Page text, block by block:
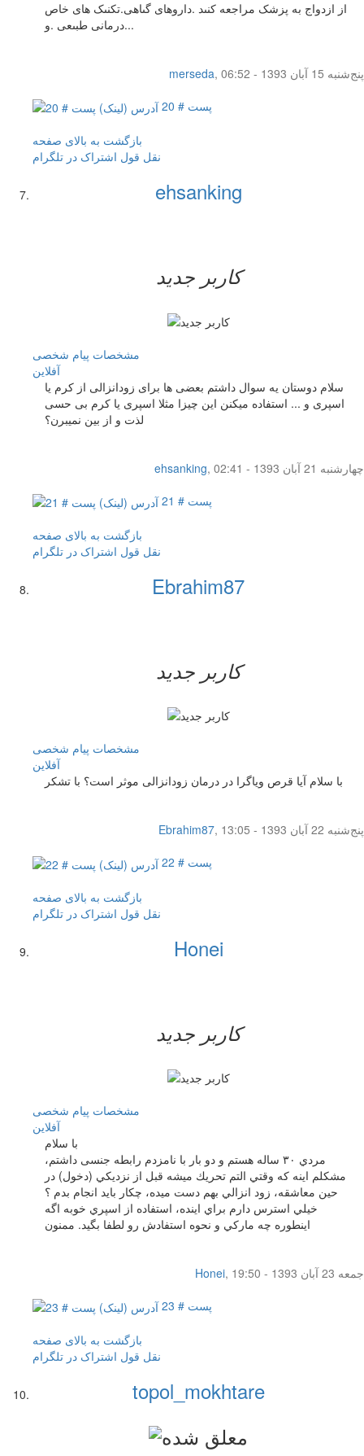
از ازدواج به پزشک مراجعه کنىد .داروهاى گىاهى.تکنىک هاى خاص
درمانى طبىعى .و...
merseda,
پنج‌شنبه 15 آبان 1393 - 06:52
پست # 20
بازگشت به بالای صفحه
نقل قول اشتراک در تلگرام
ehsanking
کاربر جدید
مشخصات پیام شخصی
آفلاين
سلام دوستان یه سوال داشتم بعضی ها برای زودانزالی از کرم یا
اسپری و ... استفاده میکنن این چیزا مثلا اسپری یا کرم بی حسی
لذت و از بین نمیبرن؟
ehsanking,
چهار‌شنبه 21 آبان 1393 - 02:41
پست # 21
بازگشت به بالای صفحه
نقل قول اشتراک در تلگرام
Ebrahim87
کاربر جدید
مشخصات پیام شخصی
آفلاين
با سلام آیا قرص ویاگرا در درمان زودانزالی موثر است؟ با تشکر
Ebrahim87,
پنج‌شنبه 22 آبان 1393 - 13:05
پست # 22
بازگشت به بالای صفحه
نقل قول اشتراک در تلگرام
Honei
کاربر جدید
مشخصات پیام شخصی
آفلاين
با سلام
مردي ٣٠ ساله هستم و دو بار با نامزدم رابطه جنسی داشتم،
مشكلم اينه كه وقتي التم تحريك ميشه قبل از نزديكي (دخول) در
حين معاشقه، زود انزالي بهم دست ميده، چكار بايد انجام بدم ؟
خيلي استرس دارم براي اينده، استفاده از اسپري خوبه اگه
اينطوره چه ماركي و نحوه استفادش رو لطفا بگيد. ممنون
Honei,
جمعه 23 آبان 1393 - 19:50
پست # 23
بازگشت به بالای صفحه
نقل قول اشتراک در تلگرام
topol_mokhtare